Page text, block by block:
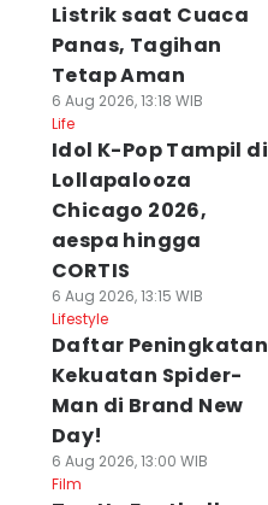
Listrik saat Cuaca
Panas, Tagihan
Tetap Aman
6 Aug 2026, 13:18 WIB
Life
Idol K-Pop Tampil di
Lollapalooza
Chicago 2026,
aespa hingga
CORTIS
6 Aug 2026, 13:15 WIB
Lifestyle
Daftar Peningkatan
Kekuatan Spider-
Man di Brand New
Day!
6 Aug 2026, 13:00 WIB
Film